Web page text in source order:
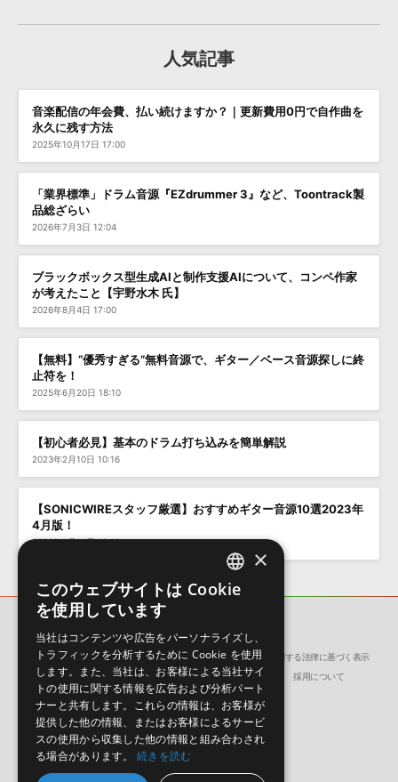
人気記事
音楽配信の年会費、払い続けますか？｜更新費用0円で自作曲を
永久に残す方法
2025年10月17日 17:00
「業界標準」ドラム音源『EZdrummer 3』など、Toontrack製
品総ざらい
2026年7月3日 12:04
ブラックボックス型生成AIと制作支援AIについて、コンペ作家
が考えたこと【宇野水木 氏】
2026年8月4日 17:00
【無料】“優秀すぎる”無料音源で、ギター／ベース音源探しに終
止符を！
2025年6月20日 18:10
【初心者必見】基本のドラム打ち込みを簡単解説
2023年2月10日 10:16
【SONICWIREスタッフ厳選】おすすめギター音源10選2023年
4月版！
2023年4月14日 19:16
会社概要 環境保護（CSR）への取り組み
特定商取引に関する法律に基づく表示
サイト動作環境
利用規約 個人情報の保護について 採用について
日本語
ENGLISH
×
このウェブサイトは Cookie
を使用しています
当社はコンテンツや広告をパーソナライズし、
トラフィックを分析するために Cookie を使用
します。また、当社は、お客様による当社サイ
トの使用に関する情報を広告および分析パート
ナーと共有します。これらの情報は、お客様が
提供した他の情報、またはお客様によるサービ
スの使用から収集した他の情報と組み合わされ
る場合があります。
続きを読む